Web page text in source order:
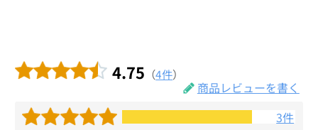
4.75 （4件）
商品レビューを書く
3件